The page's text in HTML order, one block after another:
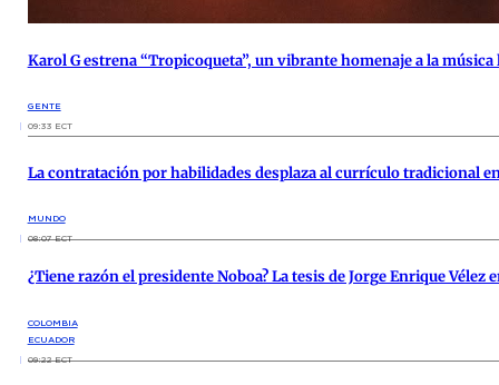
Karol G estrena “Tropicoqueta”, un vibrante homenaje a la música
GENTE
09:33 ECT
La contratación por habilidades desplaza al currículo tradicional
MUNDO
08:07 ECT
¿Tiene razón el presidente Noboa? La tesis de Jorge Enrique Vélez
COLOMBIA
ECUADOR
09:22 ECT